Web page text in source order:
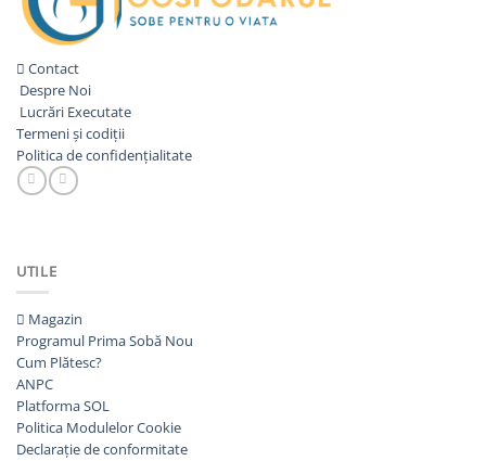
Contact
Despre Noi
Lucrări Executate
Termeni și codiții
Politica de confidențialitate
UTILE
Magazin
Programul Prima Sobă
Cum Plătesc?
ANPC
Platforma SOL
Politica Modulelor Cookie
Declarație de conformitate